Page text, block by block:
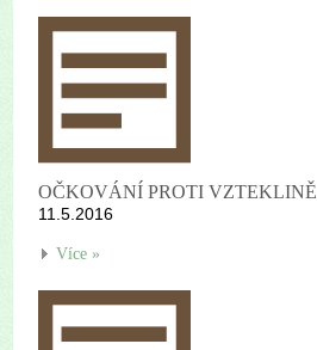
OČKOVÁNÍ PROTI VZTEKLINĚ
11.5.2016
Více »